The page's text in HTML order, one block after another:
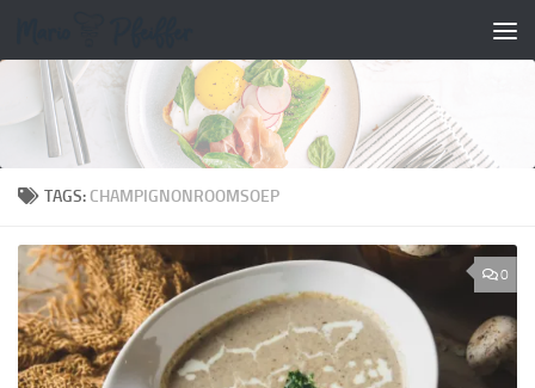
TAGS: CHAMPIGNONROOMSOEP
0